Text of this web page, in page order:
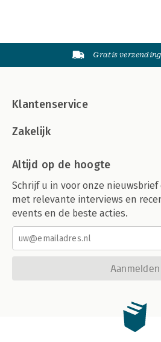
Gratis
Klantenservice
Zakelijk
Altijd op de hoogte
Schrijf u in voor onze
met relevante interviews en
events en de beste acties.
Aanmelden